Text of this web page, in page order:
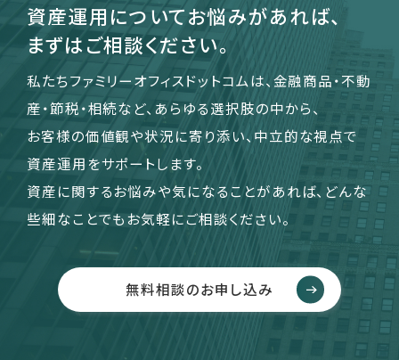
資産運用についてお悩みがあれば、
まずはご相談ください。
私たちファミリーオフィスドットコムは、金融商品・不動
産・節税・相続など、あらゆる選択肢の中から、
お客様の価値観や状況に寄り添い、中立的な視点で
資産運用をサポートします。
資産に関するお悩みや気になることがあれば、どんな
些細なことでもお気軽にご相談ください。
無料相談のお申し込み